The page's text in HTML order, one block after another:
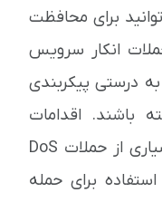
برای محافظت
انکار سرویس
درستی پیکربندی
باشند. اقدامات
مسدود کننده به جلوگیری از بسیاری از حملات DoS
برای حمله